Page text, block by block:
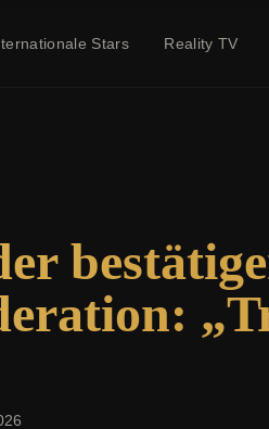
Stars Reality TV